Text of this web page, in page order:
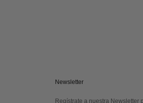
Newsletter
Regístrate a nuestra Newsletter